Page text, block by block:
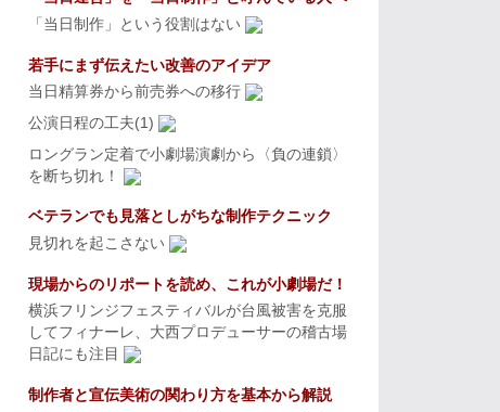
「当日制作」という役割はない
若手にまず伝えたい改善のアイデア
当日精算券から前売券への移行
公演日程の工夫(1)
ロングラン定着で小劇場演劇から〈負の連鎖〉
を断ち切れ！
ベテランでも見落としがちな制作テクニック
見切れを起こさない
現場からのリポートを読め、これが小劇場だ！
横浜フリンジフェスティバルが台風被害を克服
してフィナーレ、大西プロデューサーの稽古場
日記にも注目
制作者と宣伝美術の関わり方を基本から解説